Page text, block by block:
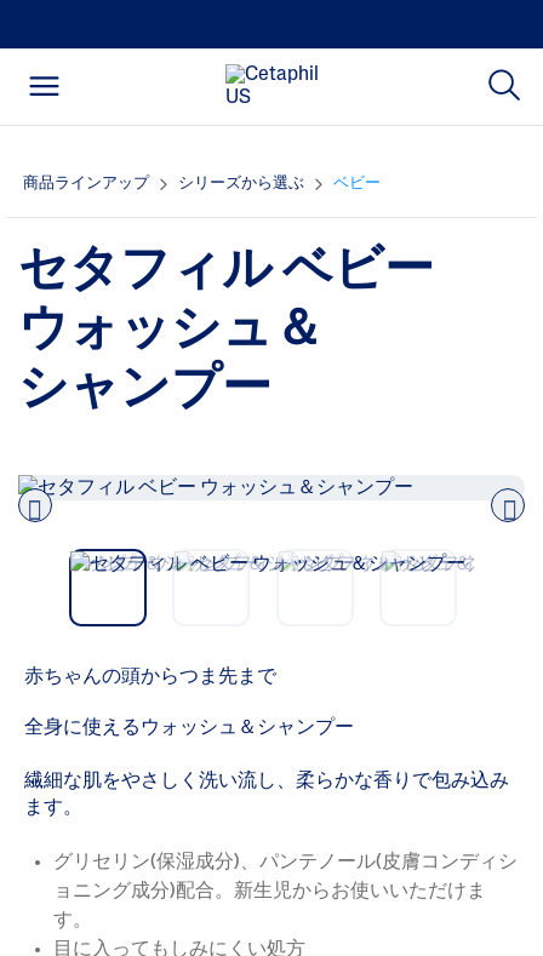
商品ラインアップ シリーズから選ぶ ベビー
セタフィル ベビー
ウォッシュ＆
シャンプー
赤ちゃんの頭からつま先まで
全身に使えるウォッシュ＆シャンプー
繊細な肌をやさしく洗い流し、柔らかな香りで包み込み
ます。
グリセリン(保湿成分)、パンテノール(皮膚コンディシ
ョニング成分)配合。新生児からお使いいただけま
す。
目に入ってもしみにくい処方